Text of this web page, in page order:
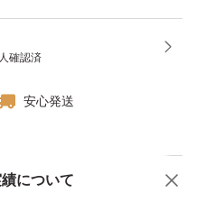
ロバーンEX PREMIUM
た国内GMP認定工場で生
において製品が一定の品質
造工程管理基準を遵守して
確認済
安心発送
について商品への質問